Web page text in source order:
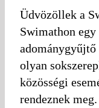
Üdvözöllek a
Swimathon egy
adománygyűjtő
olyan
közösségi
rendeznek